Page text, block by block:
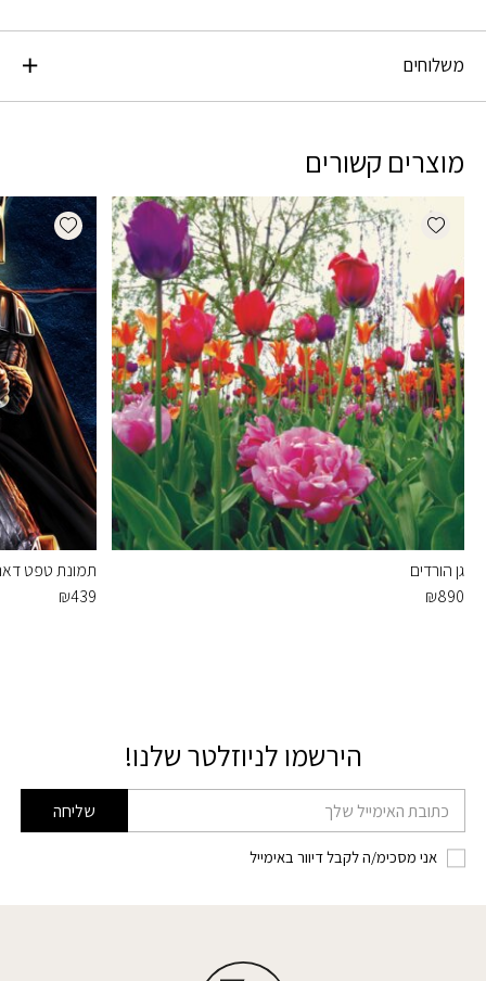
משלוחים
מוצרים קשורים
Add wishlist
גן הורדים
₪890
wishlist
תמונת טפט
₪439
הירשמו לניוזלטר שלנו!
דוא׳׳ל שליחה
אני מסכימ/ה לקבל דיוור באימייל